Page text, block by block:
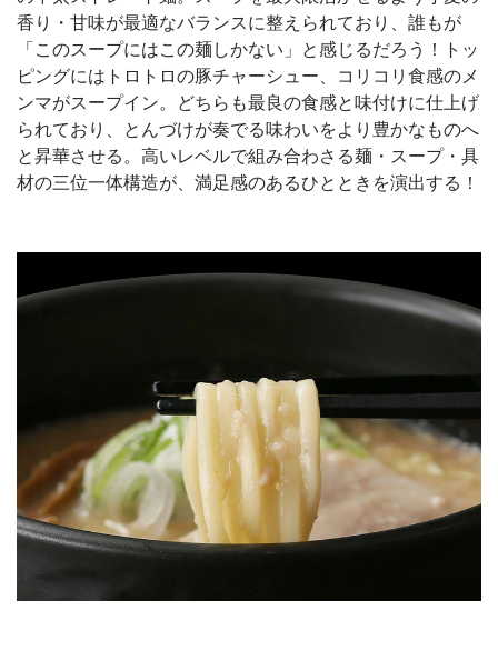
香り・甘味が最適なバランスに整えられており、誰もが
「このスープにはこの麺しかない」と感じるだろう！トッ
ピングにはトロトロの豚チャーシュー、コリコリ食感のメ
ンマがスープイン。どちらも最良の食感と味付けに仕上げ
られており、とんづけが奏でる味わいをより豊かなものへ
と昇華させる。高いレベルで組み合わさる麺・スープ・具
材の三位一体構造が、満足感のあるひとときを演出する！